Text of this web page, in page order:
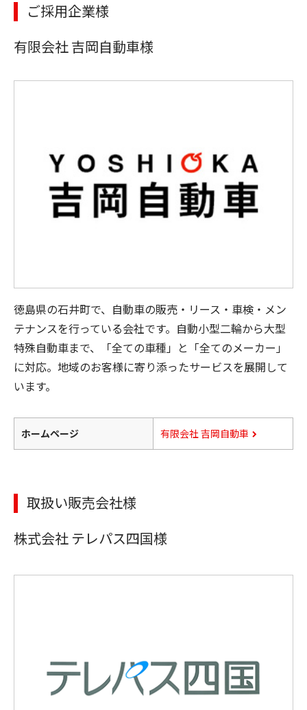
ご採用企業様
有限会社 吉岡自動車様
徳島県の石井町で、自動車の販売・リース・車検・メン
テナンスを行っている会社です。自動小型二輪から大型
特殊自動車まで、「全ての車種」と「全てのメーカー」
に対応。地域のお客様に寄り添ったサービスを展開して
います。
ホームページ 有限会社 吉岡自動車
取扱い販売会社様
株式会社 テレパス四国様